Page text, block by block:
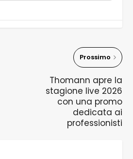
Prossimo
Thomann apre la
stagione live 2026
con una promo
dedicata ai
professionisti